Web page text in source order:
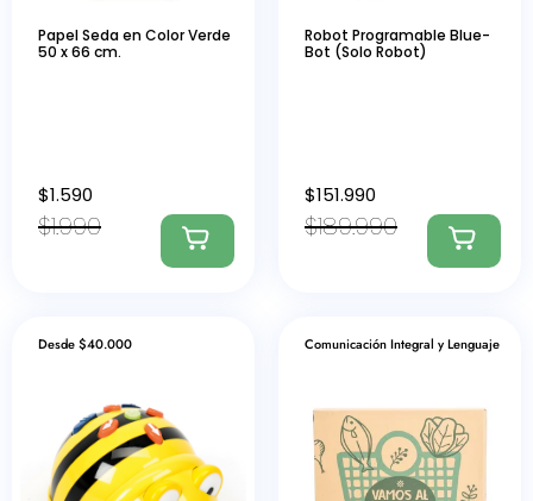
Papel Seda en Color Verde
50 x 66 cm.
$1.990
$1.590
Robot Programable Blue-
Bot (Solo Robot)
$189.990
$151.990
Desde $40.000 Comunicación Integral y Lenguaje